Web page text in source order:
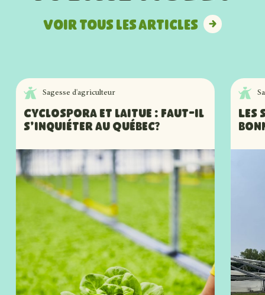
Voir tous les articles
Sagesse d'agriculteur
Cyclospora et laitue : faut-il
s’inquiéter au Québec?
Les